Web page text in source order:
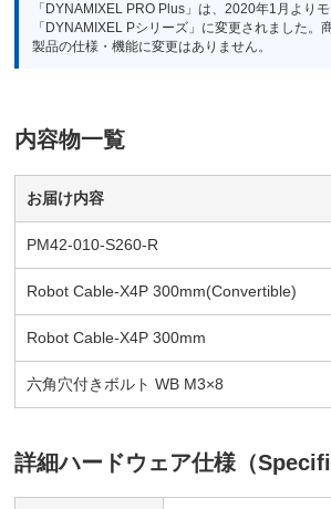
「DYNAMIXEL PRO Plus」は、2020年1月より
「DYNAMIXEL Pシリーズ」に変更されました。
製品の仕様・機能に変更はありません。
内容物一覧
お届け内容
PM42-010-S260-R
Robot Cable-X4P 300mm(Convertible)
Robot Cable-X4P 300mm
六角穴付きボルト WB M3×8
詳細ハードウェア仕様（